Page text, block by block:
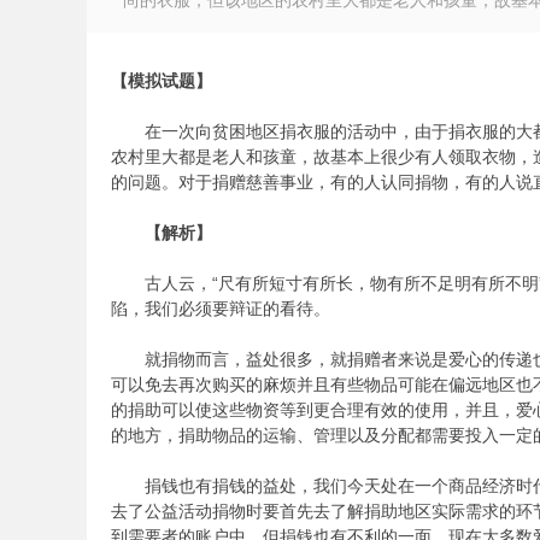
【模拟试题】
在一次向贫困地区捐衣服的活动中，由于捐衣服的大
农村里大都是老人和孩童，故基本上很少有人领取衣物
的问题。对于捐赠慈善事业，有的人认同捐物，有的人
【解析】
古人云，“尺有所短寸有所长，物有所不足明有所不明
陷，我们必须要辩证的看待。
就捐物而言，益处很多，就捐赠者来说是爱心的传递
可以免去再次购买的麻烦并且有些物品可能在偏远地区
的捐助可以使这些物资等到更合理有效的使用，并且，
的地方，捐助物品的运输、管理以及分配都需要投入一
捐钱也有捐钱的益处，我们今天处在一个商品经济时
去了公益活动捐物时要首先去了解捐助地区实际需求的